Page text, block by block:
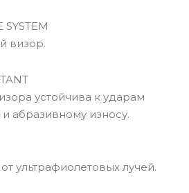
SYSTEM
визор.
устойчива к ударам
абразивному износу.
ультрафиолетовых лучей.